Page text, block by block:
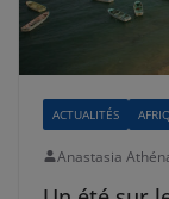
ACTUALITÉS
Anastasia